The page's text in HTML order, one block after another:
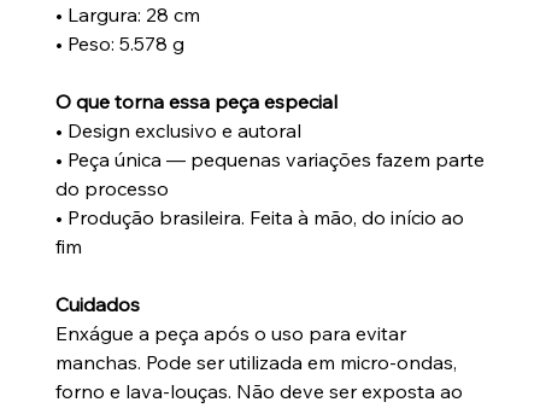
• Largura: 28 cm
• Peso: 5.578 g
O que torna essa peça especial
• Design exclusivo e autoral
• Peça única — pequenas variações fazem parte
do processo
• Produção brasileira. Feita à mão, do início ao
fim
Cuidados
Enxágue a peça após o uso para evitar
manchas. Pode ser utilizada em micro-ondas,
forno e lava-louças. Não deve ser exposta ao